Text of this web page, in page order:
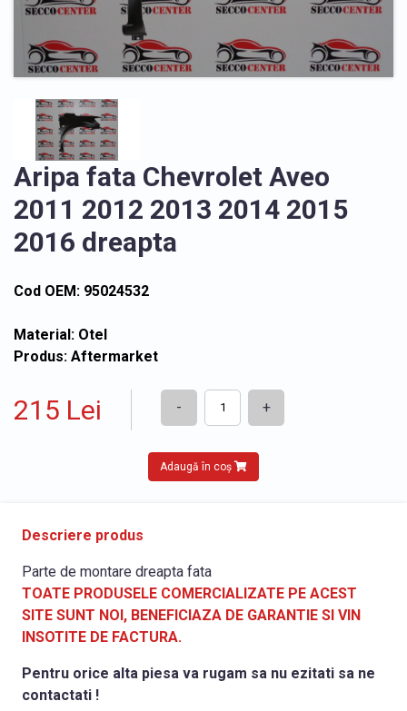
Aripa fata Chevrolet Aveo
2011 2012 2013 2014 2015
2016 dreapta
Cod OEM: 95024532
Material: Otel
Produs: Aftermarket
215 Lei - +
Adaugă în coș
Descriere produs
Parte de montare dreapta fata
TOATE PRODUSELE COMERCIALIZATE PE ACEST
SITE SUNT NOI, BENEFICIAZA DE GARANTIE SI VIN
INSOTITE DE FACTURA.
Pentru orice alta piesa va rugam sa nu ezitati sa ne
contactati !